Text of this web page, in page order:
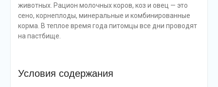
животных. Рацион молочных коров, коз и овец — это
сено, корнеплоды, минеральные и комбинированные
корма. В теплое время года питомцы все дни проводят
на пастбище.
Условия содержания